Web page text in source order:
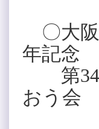
〇大阪
年記念
第34
おう会